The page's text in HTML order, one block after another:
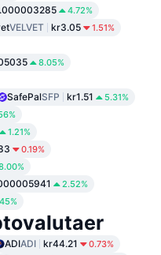
4.72%
VELVET kr3.05 1.51%
8.05%
SafePalSFP kr1.51 5.31%
1.21%
0.19%
2.52%
ADIADI kr44.21 0.73%